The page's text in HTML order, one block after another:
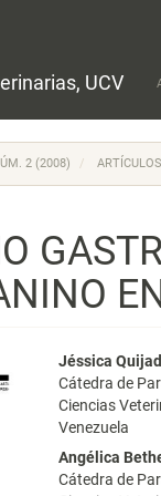
UCV
2 (2008)
del
Jéssica
Cátedra de
Ciencias
Venezuela
Angélica
Cátedra de